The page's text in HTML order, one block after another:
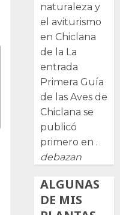
naturaleza y
el aviturismo
en Chiclana
de la La
entrada
Primera Guía
de las Aves de
Chiclana se
publicó
primero en .
debazan
ALGUNAS
DE MIS